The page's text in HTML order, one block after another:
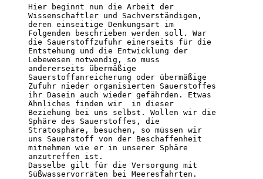
Hier beginnt nun die Arbeit der
Wissenschaftler und Sachverständigen,
deren einseitige Denkungsart im
Folgenden beschrieben werden soll. War
die Sauerstoffzufuhr einerseits für die
Entstehung und die Entwicklung der
Lebewesen notwendig, so muss
andererseits übermäßige
Sauerstoffanreicherung oder übermäßige
Zufuhr nieder organisierten Sauerstoffes
ihr Dasein auch wieder gefährden. Etwas
Ähnliches finden wir  in dieser
Beziehung bei uns selbst. Wollen wir die
Sphäre des Sauerstoffes, die
Stratosphäre, besuchen, so müssen wir
uns Sauerstoff von der Beschaffenheit
mitnehmen wie er in unserer Sphäre
anzutreffen ist.
Dasselbe gilt für die Versorgung mit
Süßwasservorräten bei Meeresfahrten.